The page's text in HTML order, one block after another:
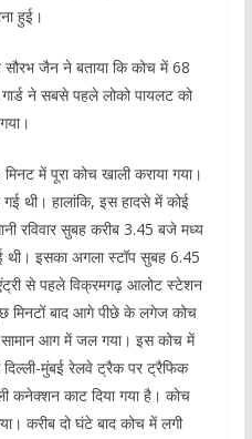
हुई।
सौरभ जैन ने बताया कि कोच में 68
ने सबसे पहले लोको पायलट को
में पूरा कोच खाली कराया गया।
थी। हालांकि, इस हादसे में कोई
रविवार सुबह करीब 3.45 बजे मध्य
इसका अगला स्टॉप सुबह 6.45
से पहले विक्रमगढ़ आलोट स्टेशन
बाद आगे पीछे के लगेज कोच
आग में जल गया। इस कोच में
दिल्ली-मुंबई रेलवे ट्रैक पर ट्रैफिक
कनेक्शन काट दिया गया है। कोच
करीब दो घंटे बाद कोच में लगी